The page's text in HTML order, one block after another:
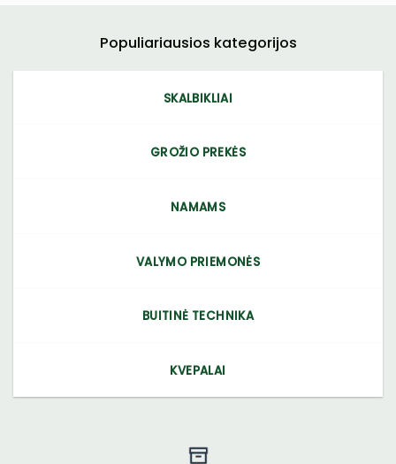
Populiariausios kategorijos
SKALBIKLIAI
GROŽIO PREKĖS
NAMAMS
VALYMO PRIEMONĖS
BUITINĖ TECHNIKA
KVEPALAI